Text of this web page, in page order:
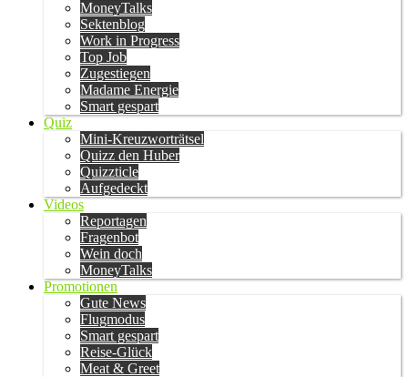
MoneyTalks
Sektenblog
Work in Progress
Top Job
Zugestiegen
Madame Energie
Smart gespart
Quiz
Mini-Kreuzworträtsel
Quizz den Huber
Quizzticle
Aufgedeckt
Videos
Reportagen
Fragenbot
Wein doch
MoneyTalks
Promotionen
Gute News
Flugmodus
Smart gespart
Reise-Glück
Meat & Greet